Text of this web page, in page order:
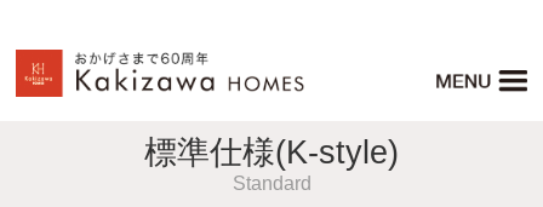
標準仕様(K-style)
Standard